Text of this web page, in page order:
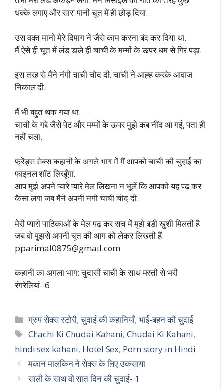
धक्के लगाए और सारा पानी चूत में ही छोड़ दिया.
उस वक्त मानो मेरे दिमाग ने जैसे काम करना बंद कर दिया था.
मैं ऐसे ही चूत में लंड डाले ही चाची के मम्मों के ऊपर धम से गिर पड़ा.
इस तरह से मैंने नंगी चाची चोद दी. चाची ने आह्ह करके आवाज
निकाल दी.
मैं भी बहुत थक गया था.
चाची के गद्दे जैसे पेट और मम्मों के ऊपर मुझे कब नींद आ गई, पता ही
नहीं चला.
फ्रेंड्स सेक्स कहानी के अगले भाग में मैं आपको चाची की चुदाई का
फाइनल शॉट लिखूँगा.
आप मुझे अपने प्यारे प्यारे मेल लिखना न भूलें कि आपको यह पढ़ कर
कैसा लगा जब मैंने अपनी नंगी चाची चोद दी.
मेरी प्यारी पाठिकाओं के मेल पढ़ कर सच में मुझे बड़ी ख़ुशी मिलती है
जब वो मुझसे अपनी चूत की आग को लेकर लिखती हैं.
pparimal0875@gmail.com
कहानी का अगला भाग: चुदासी चाची के साथ मस्ती से भरी
रंगरेलियां- 6
Categories
ग्रुप सेक्स स्टोरी,चुदाई की कहानियाँ,भाई-बहन की चुदाई
Tags
Chachi Ki Chudai Kahani,Chudai Ki Kahani,
hindi sex kahani, Hotel Sex, Porn story in Hindi
मकान मालकिन ने सेक्स के लिए उकसाया
साली के साथ वो सात दिन की चुदाई- 1